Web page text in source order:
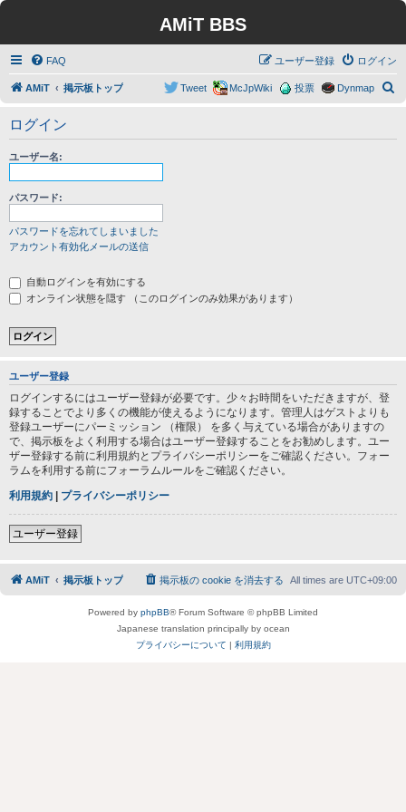
AMiT BBS
FAQ ログイン
ユーザー登録
AMiT 掲示板トップ Dynmap
投票
McJpWiki
Tweet
ログイン
ユーザー名:
パスワード:
パスワードを忘れてしまいました
アカウント有効化メールの送信
自動ログインを有効にする
オンライン状態を隠す （このログインのみ効果があります）
ユーザー登録
ログインするにはユーザー登録が必要です。少々お時間をいただきますが、登
録することでより多くの機能が使えるようになります。管理人はゲストよりも
登録ユーザーにパーミッション （権限） を多く与えている場合がありますの
で、掲示板をよく利用する場合はユーザー登録することをお勧めします。ユー
ザー登録する前に利用規約とプライバシーポリシーをご確認ください。フォー
ラムを利用する前にフォーラムルールをご確認ください。
利用規約 | プライバシーポリシー
ユーザー登録
AMiT 掲示板トップ All times are UTC+09:00
掲示板の cookie を消去する
Powered by phpBB® Forum Software © phpBB Limited
Japanese translation principally by ocean
プライバシーについて | 利用規約